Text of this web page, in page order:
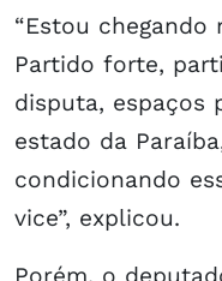
“Estou chegando
Partido forte,
disputa, espaços
estado da
condicionando
vice”, explicou.